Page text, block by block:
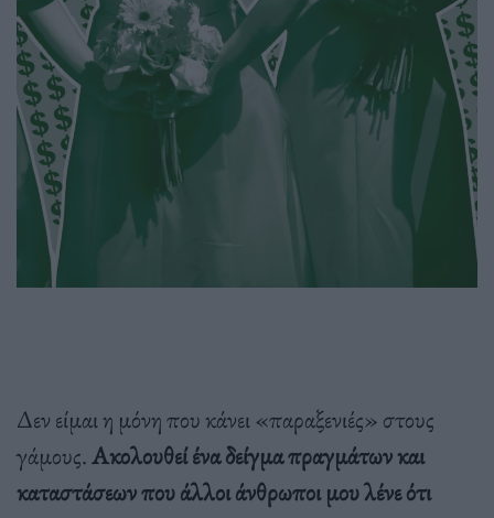
Δεν είμαι η μόνη που κάνει «παραξενιές» στους
γάμους.Ακολουθεί ένα δείγμα πραγμάτων και
καταστάσεων που άλλοι άνθρωποι μου λένε ότι